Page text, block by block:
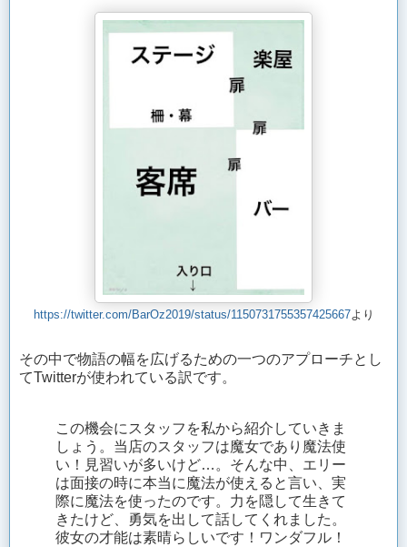
https://twitter.com/BarOz2019/status/1150731755357425667より
その中で物語の幅を広げるための一つのアプローチとし
てTwitterが使われている訳です。
この機会にスタッフを私から紹介していきま
しょう。当店のスタッフは魔女であり魔法使
い！見習いが多いけど…。そんな中、エリー
は面接の時に本当に魔法が使えると言い、実
際に魔法を使ったのです。力を隠して生きて
きたけど、勇気を出して話してくれました。
彼女の才能は素晴らしいです！ワンダフル！